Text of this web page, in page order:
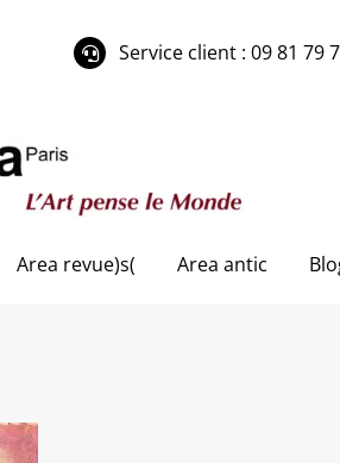
Service client : 09 81 79
Area revue)s( Area antic